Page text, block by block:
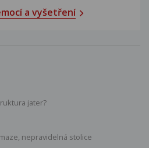
a vyšetření
jater?
nepravidelná stolice